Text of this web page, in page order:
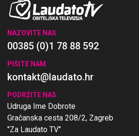
NAZOVITE NAS
00385 (0)1 78 88 592
PIŠITE NAM
kontakt@laudato.hr
PODRŽITE NAS
Udruga Ime Dobrote
Gračanska cesta 208/2, Zagreb
"Za Laudato TV"